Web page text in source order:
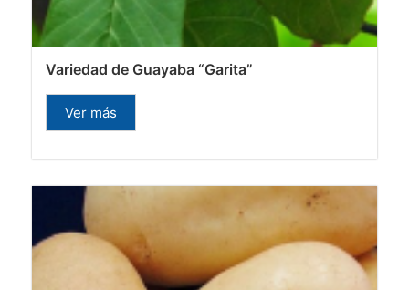
Variedad de Guayaba “Garita”
Ver más